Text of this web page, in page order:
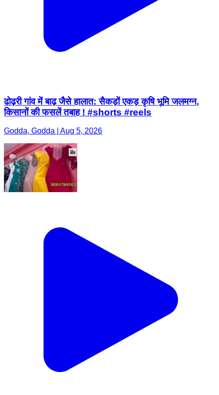
ढोढ़री गांव में बाढ़ जैसे हालात: सैकड़ों एकड़ कृषि भूमि जलमग्न,
किसानों की फसलें तबाह ! #shorts #reels
Godda, Godda | Aug 5, 2026